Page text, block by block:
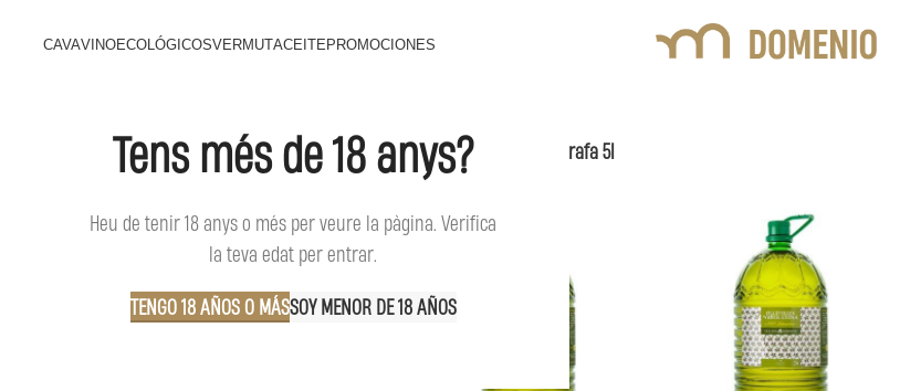
Tens més de 18 anys?
Heu de tenir 18 anys o més per veure la pàgina. Verifica
la teva edat per entrar.
TENGO 18 AÑOS O MÁSSOY MENOR DE 18 AÑOS
CAVAVINOECOLÓGICOSVERMUTACEITEPROMOCIONES
BUSCAR
CATEGORÍAS DE PRODUCTOS
Inicio Garrafa 5l
AGOTAD